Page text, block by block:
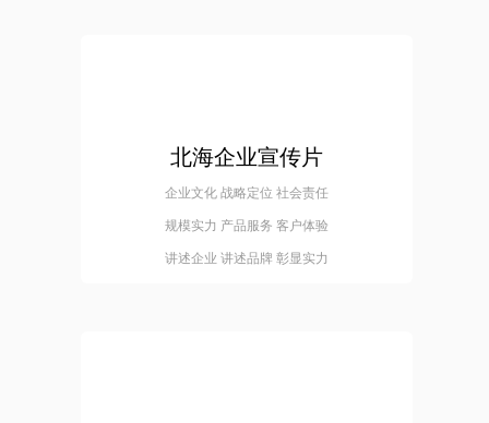
北海企业宣传片
企业文化 战略定位 社会责任
规模实力 产品服务 客户体验
讲述企业 讲述品牌 彰显实力